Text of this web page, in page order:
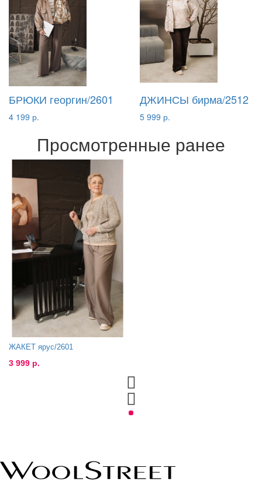
БРЮКИ георгин/2601
4 199 р.
ДЖИНСЫ бирма/2512
5 999 р.
Просмотренные ранее
ЖАКЕТ ярус/2601
3 999 р.